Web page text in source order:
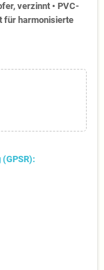
verzinnt • PVC-
für harmonisierte